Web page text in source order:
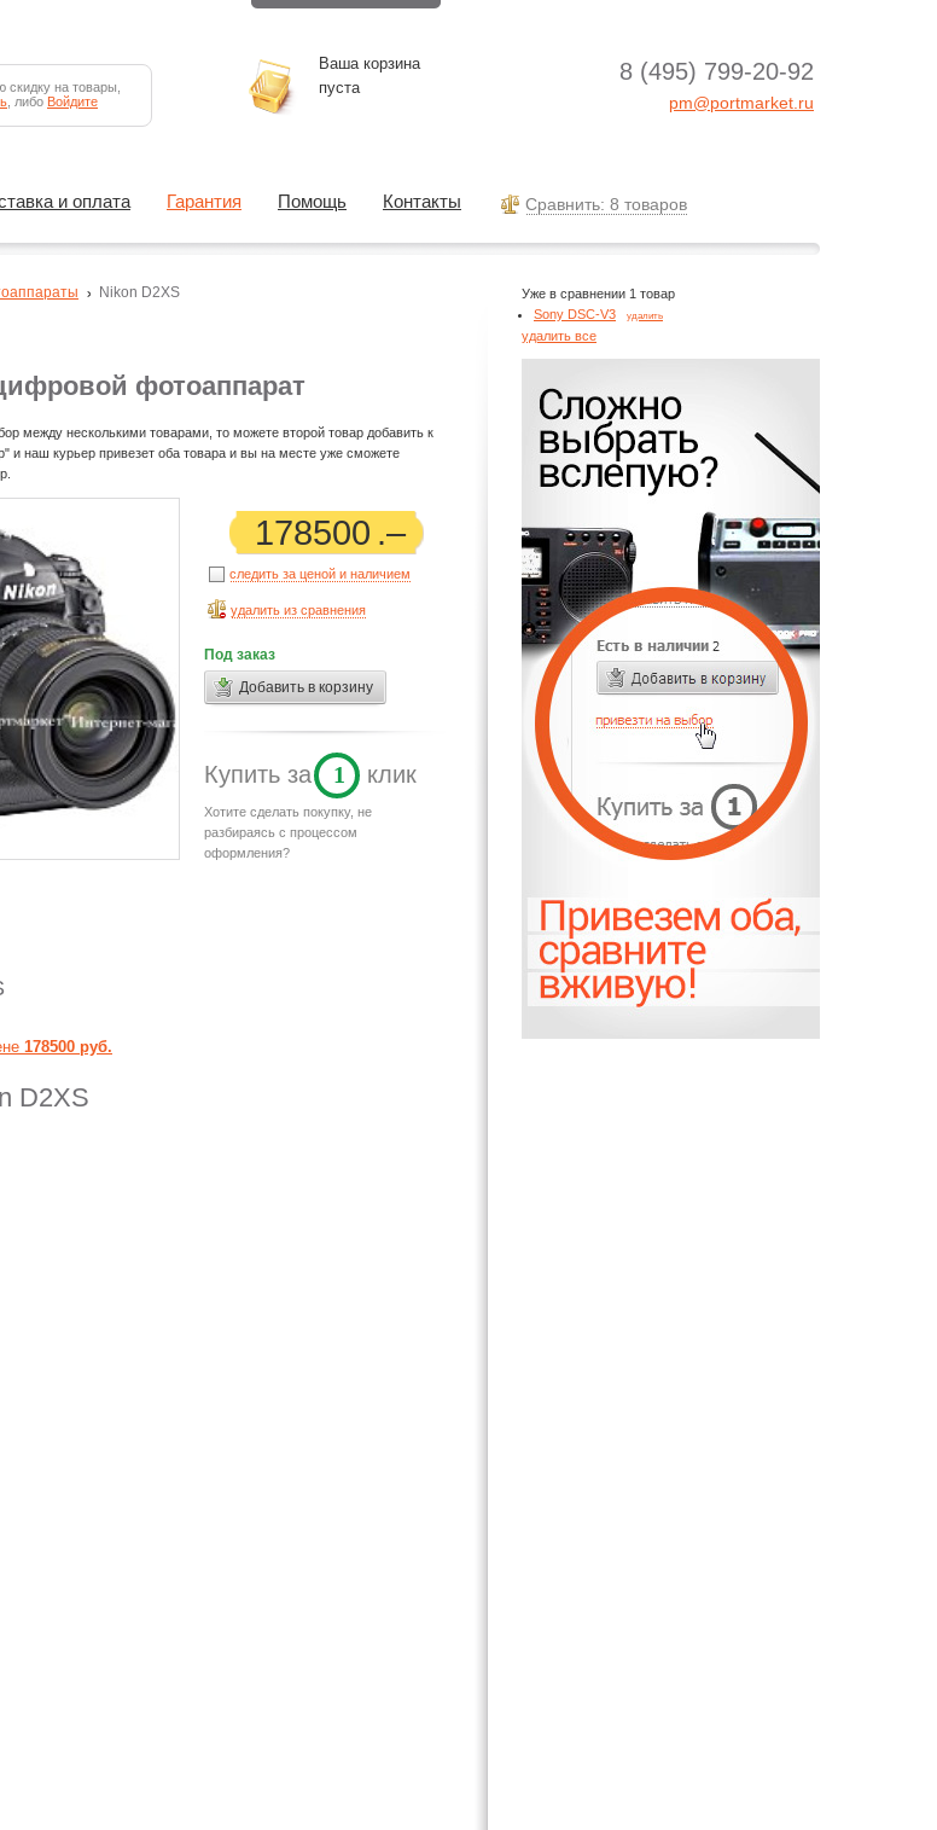
фотоаппарат
между несколькими товарами, то можете второй товар добавить к
и наш курьер привезет оба товара и вы на месте уже сможете
178500
следить за ценой и наличием
удалить из сравнения
Под заказ
Добавить в корзину
Купить за 1 клик
Хотите сделать покупку, не
разбираясь с процессом
оформления?
178500 руб.
D2XS
Nikon D2XS
Уже в сравнении 1 товар
Sony DSC-V3
удалить
удалить все
скидку на товары,
, либо Войдите
Ваша корзина
пуста
8 (495) 799-20-92
pm@portmarket.ru
и оплата Гарантия Помощь Контакты Cравнить: 8 товаров